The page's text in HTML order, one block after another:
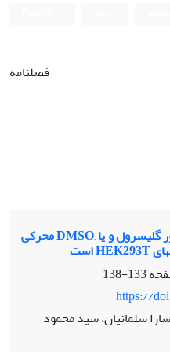
فصلنامه
فسفات کلروکین تنها در عدم حضور گلیسرول و یا ,DMSO محرکی
133-138
https://
سلمانیان، سید محمود